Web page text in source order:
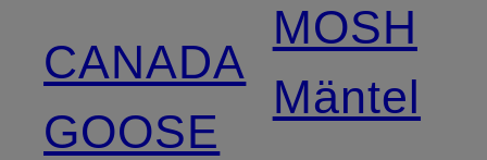
CANADA
GOOSE
MOSH
Mäntel